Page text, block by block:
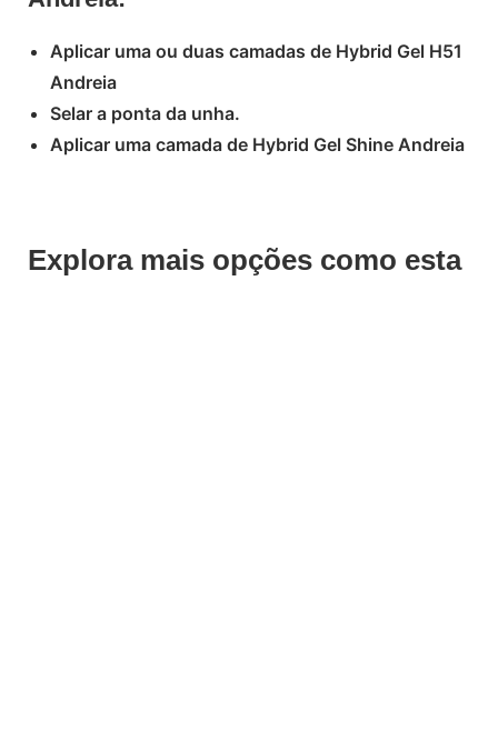
Aplicar uma ou duas camadas de Hybrid Gel H51
Andreia
Selar a ponta da unha.
Aplicar uma camada de Hybrid Gel Shine Andreia
Explora mais opções como esta